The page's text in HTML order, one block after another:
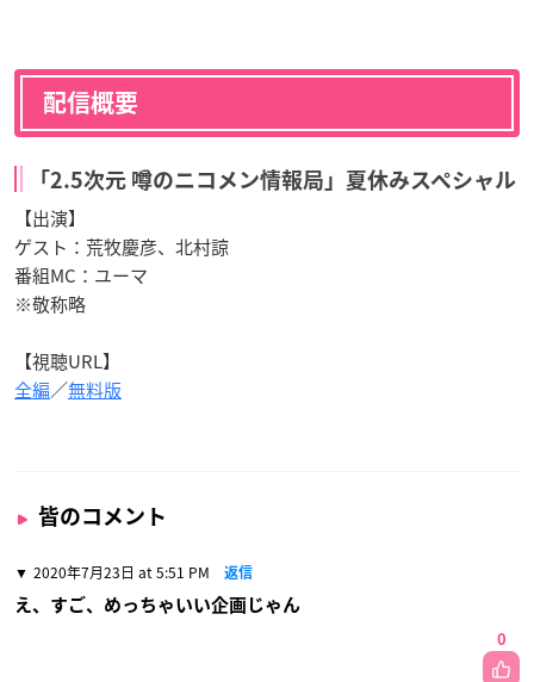
配信概要
「2.5次元 噂のニコメン情報局」夏休みスペシャル
【出演】
ゲスト：荒牧慶彦、北村諒
番組MC：ユーマ
※敬称略
【視聴URL】
全編／無料版
皆のコメント
2020年7月23日 at 5:51 PM 返信
え、すご、めっちゃいい企画じゃん
0